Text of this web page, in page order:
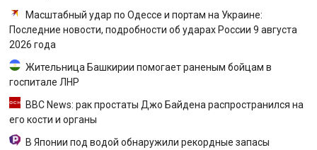
Масштабный удар по Одессе и портам на Украине:
Последние новости, подробности об ударах России 9 августа
2026 года
Жительница Башкирии помогает раненым бойцам в
госпитале ЛНР
BBC News: рак простаты Джо Байдена распространился на
его кости и органы
В Японии под водой обнаружили рекордные запасы